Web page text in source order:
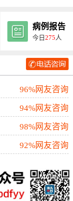
病例报告
今日275 人
96%网友咨询
94%网友咨询
98%网友咨询
92%网友咨询